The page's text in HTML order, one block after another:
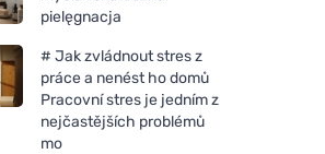
pielęgnacja
# Jak zvládnout stres z
práce a nenést ho domů
Pracovní stres je jedním z
nejčastějších problémů
mo